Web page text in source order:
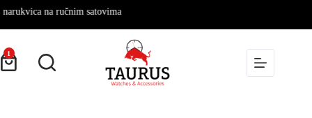
na ručnim satovima
1